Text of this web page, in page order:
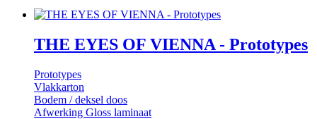
THE EYES OF VIENNA - Prototypes
Prototypes
Vlakkarton
Bodem / deksel doos
Afwerking Gloss laminaat